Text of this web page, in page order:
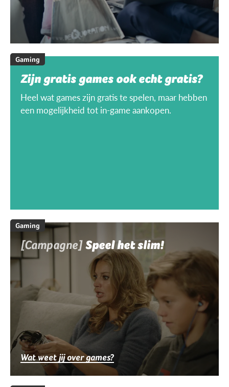
Gaming
Zijn gratis games ook echt gratis?
Heel wat games zijn gratis te spelen, maar hebben
een mogelijkheid tot in-game aankopen.
Gaming
[Campagne]Speel het slim!
Wat weet jij over games?